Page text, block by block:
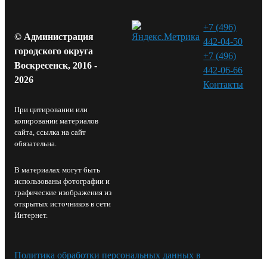
© Администрация
городского округа
Воскресенск, 2016 -
2026
При цитировании или
копировании материалов
сайта, ссылка на сайт
обязательна.
В материалах могут быть
использованы фотографии и
графические изображения из
открытых источников в сети
Интернет.
+7 (496)
442-04-50
+7 (496)
442-06-66
Контакты⁠
Политика обработки персональных данных в